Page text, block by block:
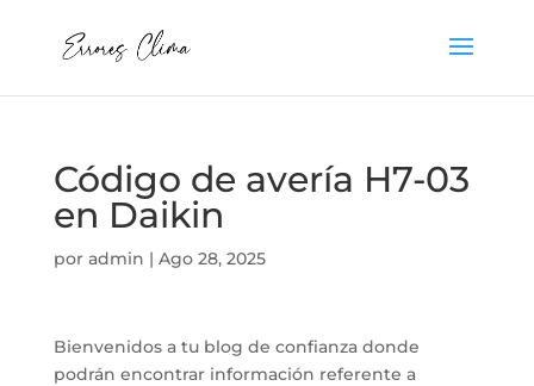
Código de avería H7-03
en Daikin
por admin | Ago 28, 2025
Bienvenidos a tu blog de confianza donde
podrán encontrar información referente a